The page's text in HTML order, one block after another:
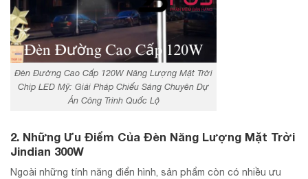
Đèn Đường Cao Cấp 120W Năng Lượng Mặt Trời
Chip LED Mỹ: Giải Pháp Chiếu Sáng Chuyên Dự
Án Công Trình Quốc Lộ
2. Những Ưu Điểm Của Đèn Năng Lượng Mặt Trời
Jindian 300W
Ngoài những tính năng điển hình, sản phẩm còn có nhiều ưu